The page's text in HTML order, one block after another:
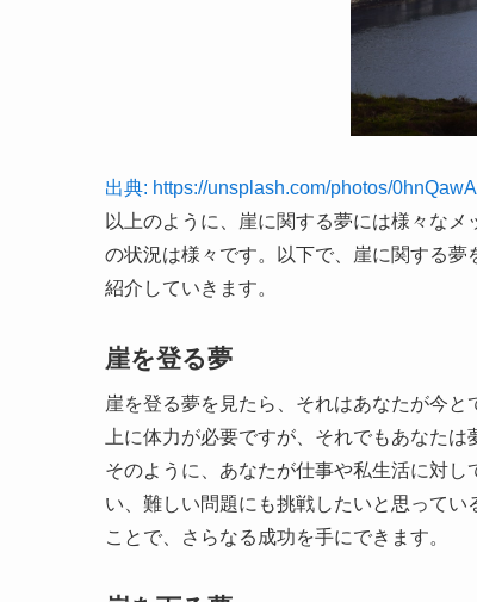
出典: https://unsplash.com/photos/
以上のように、崖に関する夢には様々な
の状況は様々です。以下で、崖に関する
紹介していきます。
崖を登る夢
崖を登る夢を見たら、それはあなたが今
上に体力が必要ですが、それでもあなた
そのように、あなたが仕事や私生活に対
い、難しい問題にも挑戦したいと思って
ことで、さらなる成功を手にできます。